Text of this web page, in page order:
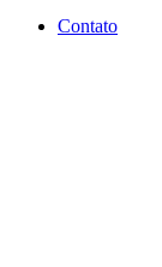
Contato